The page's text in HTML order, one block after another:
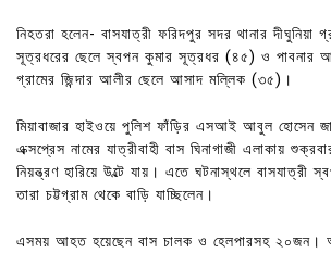
নিহতরা হলেন- বাসযাত্রী ফরিদপুর সদর থানার দীঘুনিয়া
সূত্রধরের ছেলে স্বপন কুমার সূত্রধর (৪৫) ও পাবনার
গ্রামের জিন্দার আলীর ছেলে আসাদ মল্লিক (৩৫)।
মিয়াবাজার হাইওয়ে পুলিশ ফাঁড়ির এসআই আবুল হোসেন
এক্সপ্রেস নামের যাত্রীবাহী বাস ঘিনাগাজী এলাকায়
নিয়ন্ত্রণ হারিয়ে উল্টে যায়। এতে ঘটনাস্থলে
তারা চট্টগ্রাম থেকে বাড়ি যাচ্ছিলেন।
এসময় আহত হয়েছেন বাস চালক ও হেলপারসহ ২০জন।